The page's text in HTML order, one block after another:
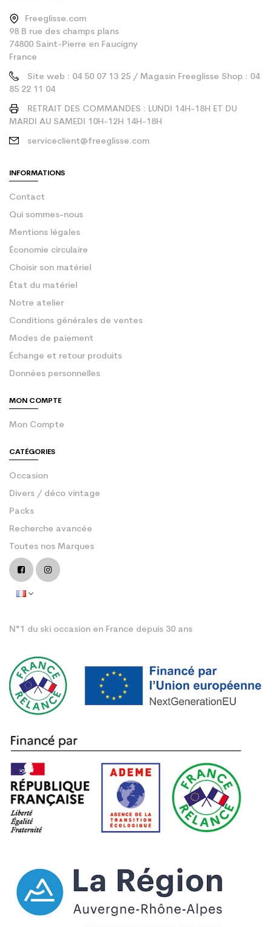
Freeglisse.com
98 B rue des champs plans
74800 Saint-Pierre en Faucigny
France
Site web : 04 50 07 13 25 / Magasin Freeglisse Shop : 04
85 22 11 04
RETRAIT DES COMMANDES : LUNDI 14H-18H ET DU
MARDI AU SAMEDI 10H-12H 14H-18H
serviceclient@freeglisse.com
INFORMATIONS
Contact
Qui sommes-nous
Mentions légales
Économie circulaire
Choisir son matériel
État du matériel
Notre atelier
Conditions générales de ventes
Modes de paiement
Échange et retour produits
Données personnelles
MON COMPTE
Mon Compte
CATÉGORIES
Occasion
Divers / déco vintage
Packs
Recherche avancée
Toutes nos Marques
N°1 du ski occasion en France depuis 30 ans